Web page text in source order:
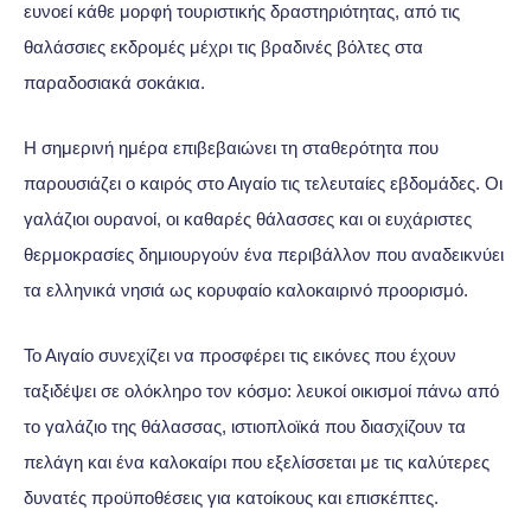
ευνοεί κάθε μορφή τουριστικής δραστηριότητας, από τις
θαλάσσιες εκδρομές μέχρι τις βραδινές βόλτες στα
παραδοσιακά σοκάκια.
Η σημερινή ημέρα επιβεβαιώνει τη σταθερότητα που
παρουσιάζει ο καιρός στο Αιγαίο τις τελευταίες εβδομάδες. Οι
γαλάζιοι ουρανοί, οι καθαρές θάλασσες και οι ευχάριστες
θερμοκρασίες δημιουργούν ένα περιβάλλον που αναδεικνύει
τα ελληνικά νησιά ως κορυφαίο καλοκαιρινό προορισμό.
Το Αιγαίο συνεχίζει να προσφέρει τις εικόνες που έχουν
ταξιδέψει σε ολόκληρο τον κόσμο: λευκοί οικισμοί πάνω από
το γαλάζιο της θάλασσας, ιστιοπλοϊκά που διασχίζουν τα
πελάγη και ένα καλοκαίρι που εξελίσσεται με τις καλύτερες
δυνατές προϋποθέσεις για κατοίκους και επισκέπτες.